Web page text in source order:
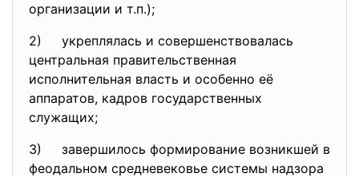
организации и т.п.);
2) укреплялась и совершенствовалась
центральная правительственная
исполнительная власть и особенно её
аппаратов, кадров государственных
служащих;
3) завершилось формирование возникшей в
феодальном средневековье системы надзора